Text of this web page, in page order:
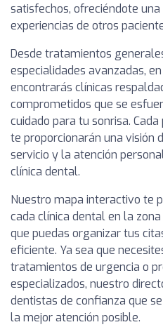
satisfechos, ofreciéndote
experiencias de otros
Desde tratamientos
especialidades avanzadas,
encontrarás clínicas
comprometidos que se
cuidado para tu sonrisa.
te proporcionarán una visión
servicio y la atención
clínica dental.
Nuestro mapa interactivo te
cada clínica dental en la
que puedas organizar tus
eficiente. Ya sea que
tratamientos de urgencia o
especializados, nuestro
dentistas de confianza que
la mejor atención posible.